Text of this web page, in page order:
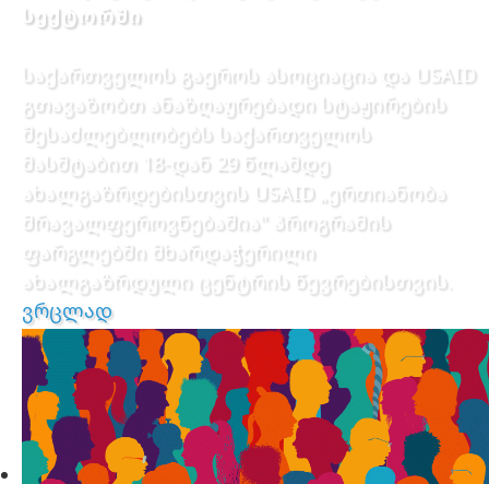
სექტორში
საქართველოს გაეროს ასოციაცია და USAID
გთავაზობთ ანაზღაურებადი სტაჟირების
შესაძლებლობებს საქართველოს
მასშტაბით 18-დან 29 წლამდე
ახალგაზრდებისთვის USAID „ერთიანობა
მრავალფეროვნებაშია" პროგრამის
ფარგლებში მხარდაჭერილი
ახალგაზრდული ცენტრის წევრებისთვის.
ვრცლად